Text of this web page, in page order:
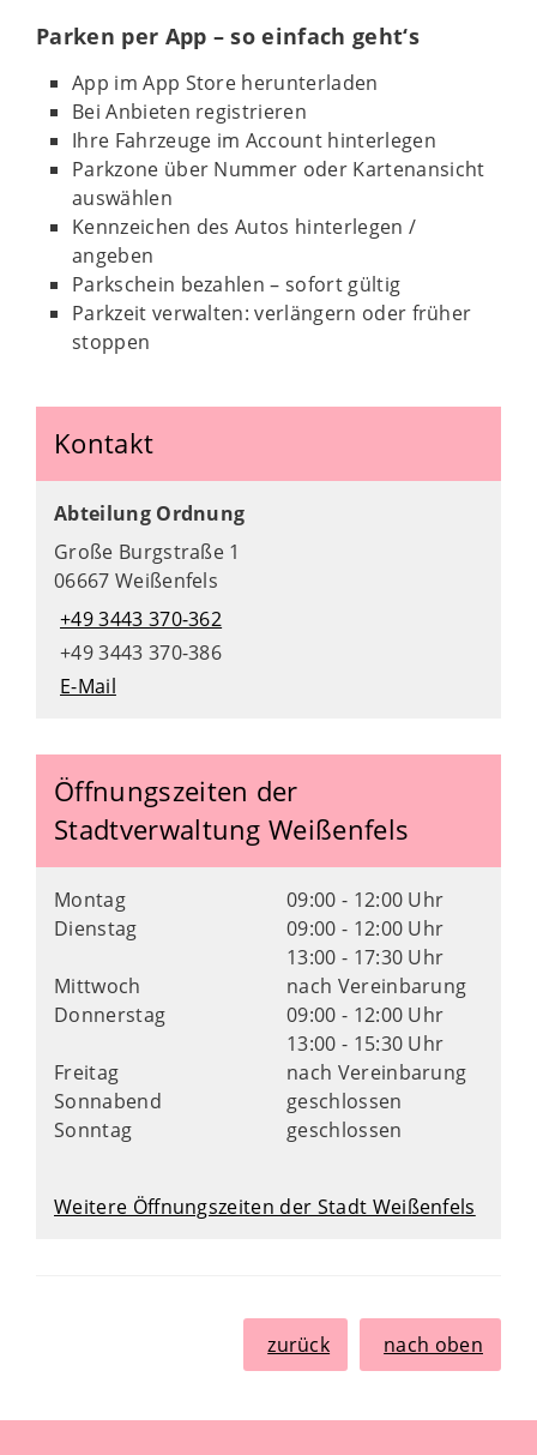
Parken per App – so einfach geht‘s
App im App Store herunterladen
Bei Anbieten registrieren
Ihre Fahrzeuge im Account hinterlegen
Parkzone über Nummer oder Kartenansicht
auswählen
Kennzeichen des Autos hinterlegen /
angeben
Parkschein bezahlen – sofort gültig
Parkzeit verwalten: verlängern oder früher
stoppen
Kontakt
Abteilung Ordnung
Große Burgstraße 1
06667 Weißenfels
+49 3443 370-362
+49 3443 370-386
E-Mail
Öffnungszeiten der
Stadtverwaltung Weißenfels
Montag
09:00 - 12:00 Uhr
Dienstag
09:00 - 12:00 Uhr
13:00 - 17:30 Uhr
Mittwoch
nach Vereinbarung
Donnerstag
09:00 - 12:00 Uhr
13:00 - 15:30 Uhr
Freitag
nach Vereinbarung
Sonnabend
geschlossen
Sonntag
geschlossen
Weitere Öffnungszeiten der Stadt Weißenfels
zurück nach oben